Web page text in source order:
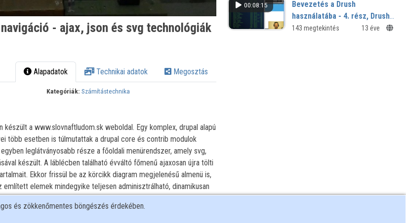
- ajax, json és svg technológiák
Alapadatok Technikai adatok Megosztás
Kategóriák: Számítástechnika
készült a www.slovnaftludom.sk weboldal. Egy komplex, drupal alapú
több esetben is túlmutattak a drupal core és contrib modulok
leglátványosabb része a főoldali menürendszer, amely svg,
készült. A láblécben található évváltó főmenű ajaxosan újra tölti
Ekkor frissül be az körcikk diagram megjelenésű almenü is,
elemek mindegyike teljesen adminisztrálható, dinamikusan
tartalmak, illetve taxonomia szótárak alapján. Előadásom
menürendszer megvalósításának menete továbbfejlesztési
00:08:15
Bevezetés a Drush
használatába - 4. rész, Drush
Project manager parancsok
143 megtekintés 13 éve
és zökkenőmentes böngészés érdekében.